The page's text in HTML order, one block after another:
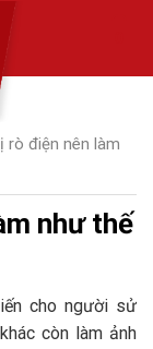
rò điện nên làm
như thế
cho người sử
còn làm ảnh